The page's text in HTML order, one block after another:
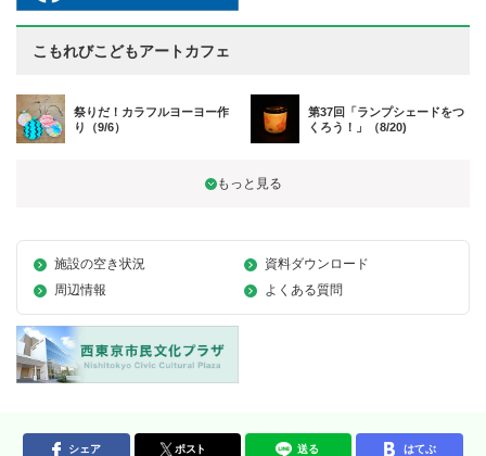
こもれびこどもアートカフェ
祭りだ！カラフルヨーヨー作
り（9/6）
第37回「ランプシェードをつ
くろう！」（8/20)
施設の空き状況
資料ダウンロード
周辺情報
よくある質問
シェア ポスト 送る はてぶ